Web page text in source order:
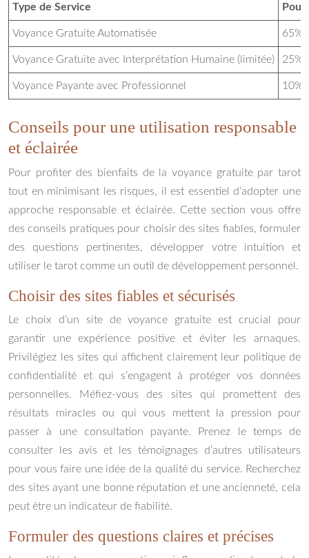
Type de Service
Voyance Gratuite Automatisée 65%
Voyance Gratuite avec Interprétation Humaine (limitée) 25%
Voyance Payante avec Professionnel 10%
Conseils pour une utilisation responsable
et éclairée
Pour profiter des bienfaits de la voyance gratuite par tarot
tout en minimisant les risques, il est essentiel d’adopter une
approche responsable et éclairée. Cette section vous offre
des conseils pratiques pour choisir des sites fiables, formuler
des questions pertinentes, développer votre intuition et
utiliser le tarot comme un outil de développement personnel.
Choisir des sites fiables et sécurisés
Le choix d’un site de voyance gratuite est crucial pour
garantir une expérience positive et éviter les arnaques.
Privilégiez les sites qui affichent clairement leur politique de
confidentialité et qui s’engagent à protéger vos données
personnelles. Méfiez-vous des sites qui promettent des
résultats miracles ou qui vous mettent la pression pour
passer à une consultation payante. Prenez le temps de
consulter les avis et les témoignages d’autres utilisateurs
pour vous faire une idée de la qualité du service. Recherchez
des sites ayant une bonne réputation et une ancienneté, cela
peut être un indicateur de fiabilité.
Formuler des questions claires et précises